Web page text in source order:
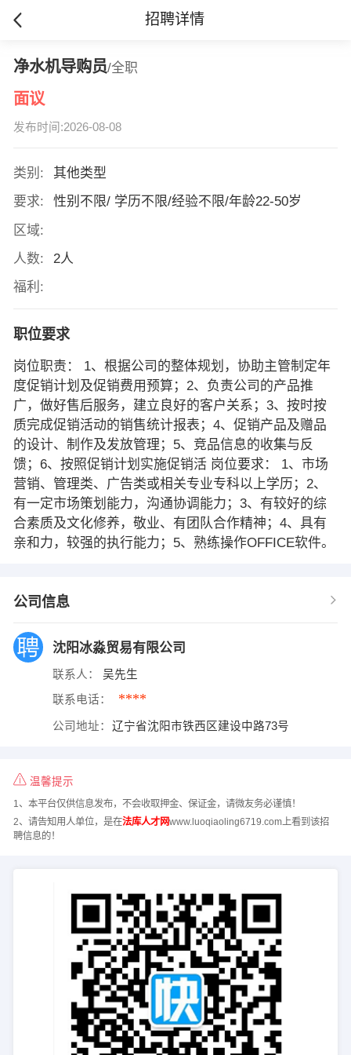
招聘详情
净水机导购员/全职
面议
发布时间:2026-08-08
类别:
其他类型
要求:
性别不限/ 学历不限/经验不限/年龄22-50岁
区域:
人数:
2人
福利:
职位要求
岗位职责： 1、根据公司的整体规划，协助主管制定年
度促销计划及促销费用预算；2、负责公司的产品推
广，做好售后服务，建立良好的客户关系；3、按时按
质完成促销活动的销售统计报表；4、促销产品及赠品
的设计、制作及发放管理；5、竞品信息的收集与反
馈；6、按照促销计划实施促销活 岗位要求： 1、市场
营销、管理类、广告类或相关专业专科以上学历；2、
有一定市场策划能力，沟通协调能力；3、有较好的综
合素质及文化修养，敬业、有团队合作精神；4、具有
亲和力，较强的执行能力；5、熟练操作OFFICE软件。
公司信息
沈阳冰淼贸易有限公司
联系人： 吴先生
联系电话： ****
公司地址： 辽宁省沈阳市铁西区建设中路73号
温馨提示
1、本平台仅供信息发布，不会收取押金、保证金，请微友务必谨慎！
2、请告知用人单位，是在法库人才网www.luoqiaoling6719.com上看到该招
聘信息的！